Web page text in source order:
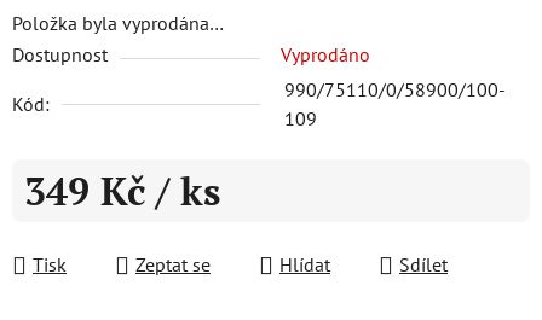
Položka byla vyprodána…
Dostupnost
Vyprodáno
Kód:
990/75110/0/58900/100-
109
349 Kč / ks
Tisk
Zeptat se Hlídat Sdílet